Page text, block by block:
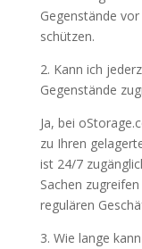
Gegenstände
schützen.
2. Kann ich
Gegenstände
Ja, bei
zu Ihren
ist 24/7
Sachen
regulären
3. Wie lange